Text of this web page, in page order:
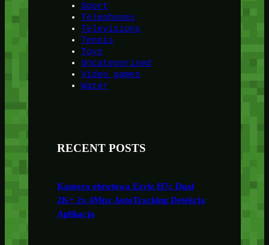
Sport
Telephones
Televisions
Tennis
Toys
Uncategorised
Video games
Water
RECENT POSTS
Kamera obrotowa Ezviz H7c Dual
2K+ 2x 4Mpx AutoTracking Detekcja
Aplikacja